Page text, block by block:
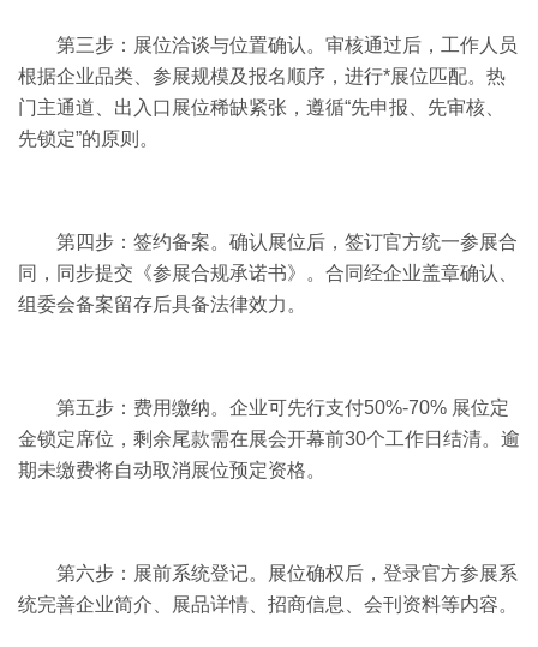
第三步：展位洽谈与位置确认。审核通过后，工作人员
根据企业品类、参展规模及报名顺序，进行*展位匹配。热
门主通道、出入口展位稀缺紧张，遵循“先申报、先审核、
先锁定”的原则。
第四步：签约备案。确认展位后，签订官方统一参展合
同，同步提交《参展合规承诺书》。合同经企业盖章确认、
组委会备案留存后具备法律效力。
第五步：费用缴纳。企业可先行支付50%-70% 展位定
金锁定席位，剩余尾款需在展会开幕前30个工作日结清。逾
期未缴费将自动取消展位预定资格。
第六步：展前系统登记。展位确权后，登录官方参展系
统完善企业简介、展品详情、招商信息、会刊资料等内容。